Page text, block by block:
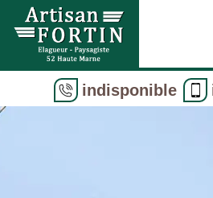
indisponible